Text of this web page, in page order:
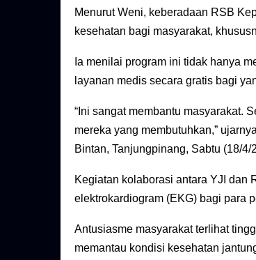
Menurut Weni, keberadaan RSB
kesehatan bagi masyarakat,
Ia menilai program ini tidak hanya
layanan medis secara gratis bagi
“Ini sangat membantu masyarakat.
mereka yang membutuhkan,”
Bintan, Tanjungpinang, Sabtu (18/4/
Kegiatan kolaborasi antara YJI dan
elektrokardiogram (EKG) bagi para
Antusiasme masyarakat terlihat
memantau kondisi kesehatan